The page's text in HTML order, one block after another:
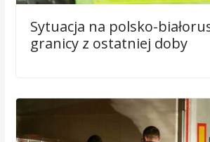
Sytuacja na polsko-
granicy z ostatniej doby